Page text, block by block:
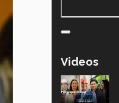
Videos